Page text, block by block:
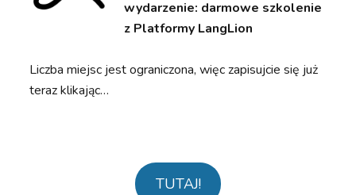
wydarzenie: darmowe szkolenie
z Platformy LangLion
Liczba miejsc jest ograniczona, więc zapisujcie się już
teraz klikając…
TUTAJ!